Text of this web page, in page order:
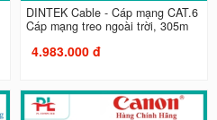
DINTEK Cable - Cáp mạng CAT.6
Cáp mạng treo ngoài trời, 305m
4.983.000 đ